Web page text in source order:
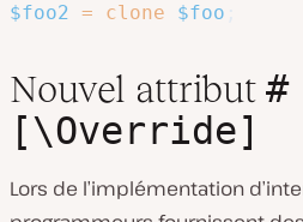
$foo2 = clone $foo
Nouvel attribut #
[\Override]
Lors de l’implémentation